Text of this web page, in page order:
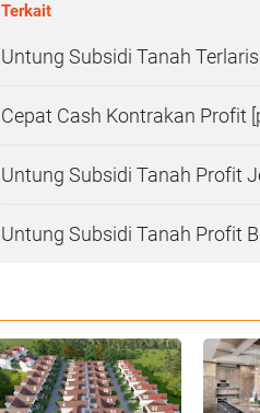
Terkait
Untung Subsidi Tanah
Cepat Cash Kontrakan Profit
Untung Subsidi Tanah Profit
Untung Subsidi Tanah Profit